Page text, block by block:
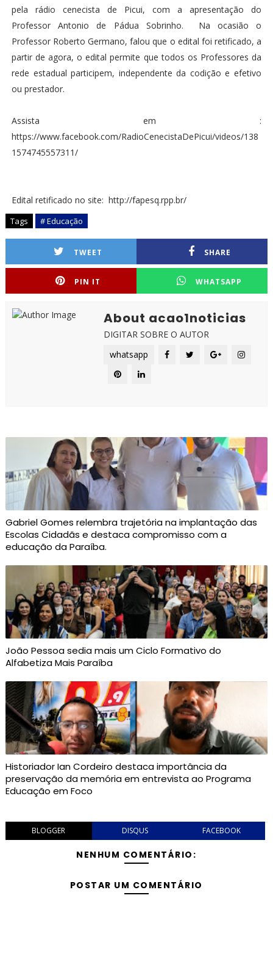
pela rádio cenecista de Picui, com a apresentação do
Professor Antonio de Pádua Sobrinho. Na ocasião o
Professor Roberto Germano, falou que o edital foi retificado, a
partir de agora, o edital permite que todos os Professores da
rede estadual participem, independente da codição e efetivo
ou prestador.
Assista em :
https://www.facebook.com/RadioCenecistaDePicui/videos/138
1574745557311/
Edital retificado no site: http://fapesq.rpp.br/
Tags # Educação
TWEET SHARE
PIN IT WHATSAPP
About acao1noticias
DIGITAR SOBRE O AUTOR
whatsapp
Gabriel Gomes relembra trajetória na implantação das
Escolas Cidadãs e destaca compromisso com a
educação da Paraíba.
João Pessoa sedia mais um Ciclo Formativo do
Alfabetiza Mais Paraíba
Historiador Ian Cordeiro destaca importância da
preservação da memória em entrevista ao Programa
Educação em Foco
BLOGGER DISQUS FACEBOOK
NENHUM COMENTÁRIO:
POSTAR UM COMENTÁRIO